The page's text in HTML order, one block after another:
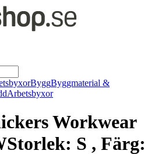
ByggByggmaterial &
Arbetsbyxor
Workwear
Storlek: S , Färg: